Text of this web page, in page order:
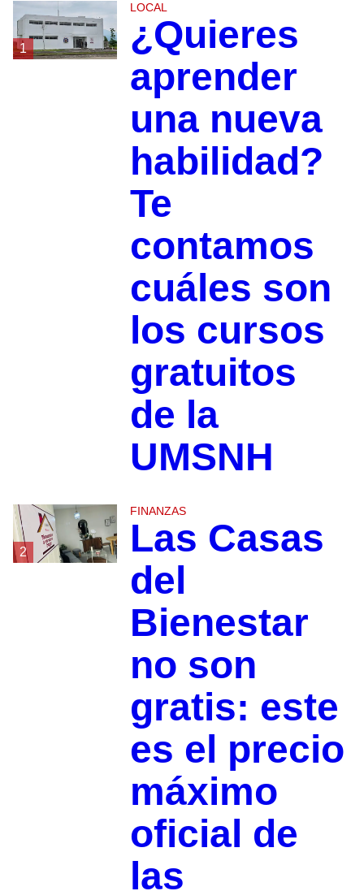
1
LOCAL
¿Quieres
aprender
una nueva
habilidad?
Te
contamos
cuáles son
los cursos
gratuitos
de la
UMSNH
2
FINANZAS
Las Casas
del
Bienestar
no son
gratis: este
es el precio
máximo
oficial de
las